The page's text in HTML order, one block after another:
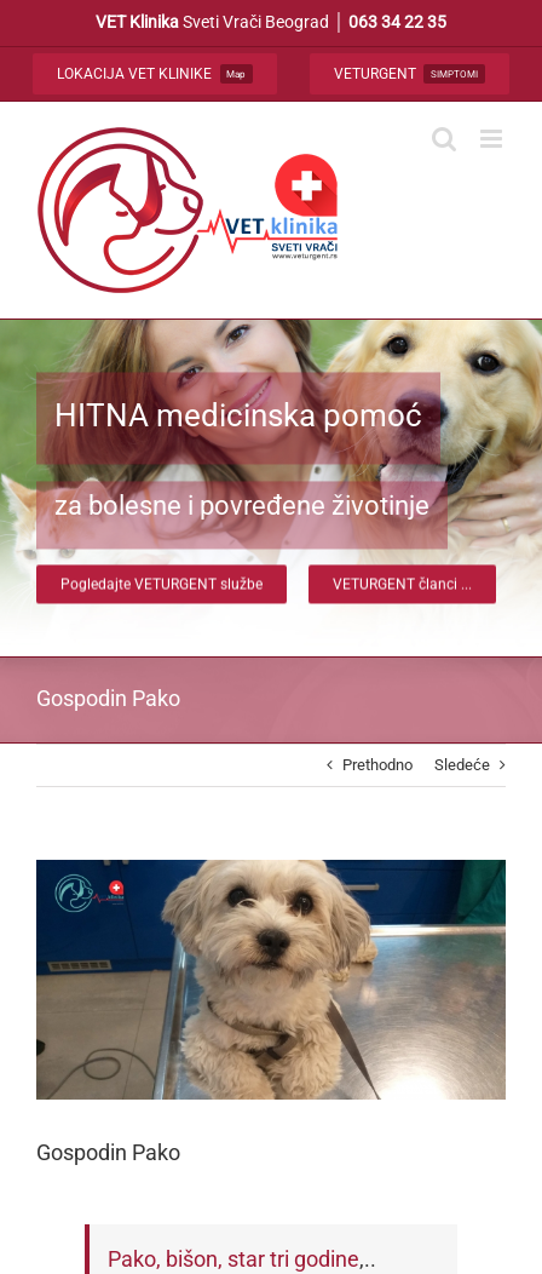
VET KlinikaSveti Vrači Beograd │ 063 34 22 35
LOKACIJA VET KLINIKE Map VETURGENT SIMPTOMI
HITNA medicinska pomoć
za bolesne i povređene životinje
Pogledajte VETURGENT službe VETURGENT članci ...
Gospodin Pako
Prethodno Sledeće
Larger
Image
Gospodin Pako
Pako, bišon, star tri godine,..